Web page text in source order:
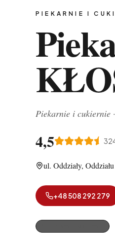
PIEKARNIE I
Piekarnie i cukiernie ·
4,5
ul. Oddziały,
+48 508 292 279